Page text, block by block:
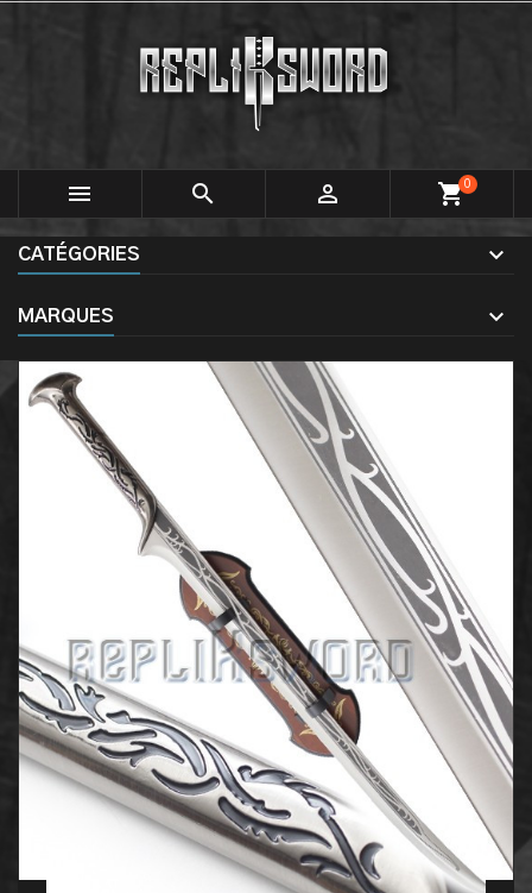
   shopping_cart0
CATÉGORIES
MARQUES